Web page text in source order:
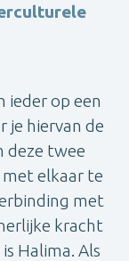
ieder op een
je hiervan de
deze twee
elkaar te
met
kracht
Halima. Als